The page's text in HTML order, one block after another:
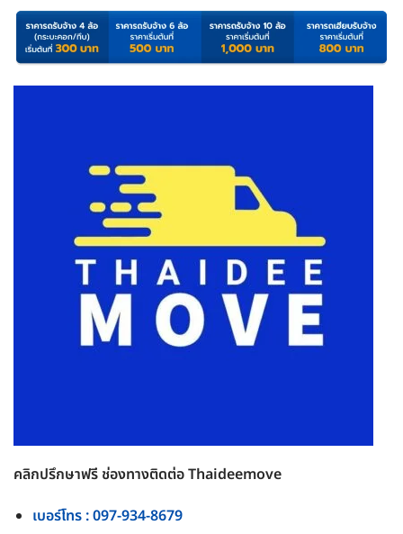
คลิกปรึกษาฟรี ช่องทางติดต่อ Thaideemove
เบอร์โทร : 097-934-8679